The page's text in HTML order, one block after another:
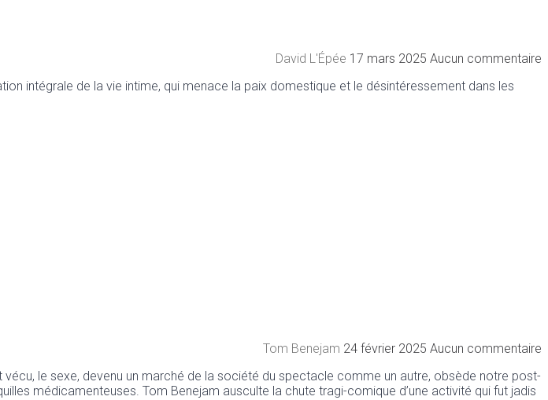
David L'Épée 17 mars 2025 Aucun commentaire
intégrale de la vie intime, qui menace la paix domestique et le désintéressement dans les
Tom Benejam 24 février 2025 Aucun commentaire
le sexe, devenu un marché de la société du spectacle comme un autre, obsède notre post-
médicamenteuses. Tom Benejam ausculte la chute tragi-comique d’une activité qui fut jadis